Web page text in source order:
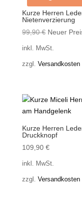
Kurze Herren
Nietenverzierung
99,90€
99,90 €
Neuer
inkl. MwSt.
zzgl. Versandkosten
Kurze Herren
Druckknopf
109,90 €
inkl. MwSt.
zzgl. Versandkosten